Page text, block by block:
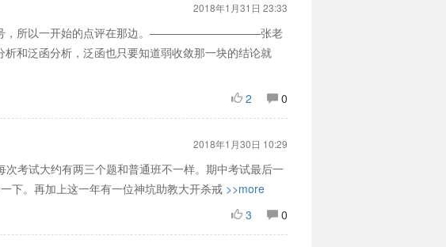
2018年1月31日 23:33
课号，所以一开始的点评在那边。——————————张老
和泛函分析，泛函也只要知道弱收敛那一块的结论就
2
0
2018年1月30日 10:29
考试大约有两三个题和普通班不一样。期中考试最后一
下。再加上这一年有一位神坑助教大开杀戒 >>more
3
0